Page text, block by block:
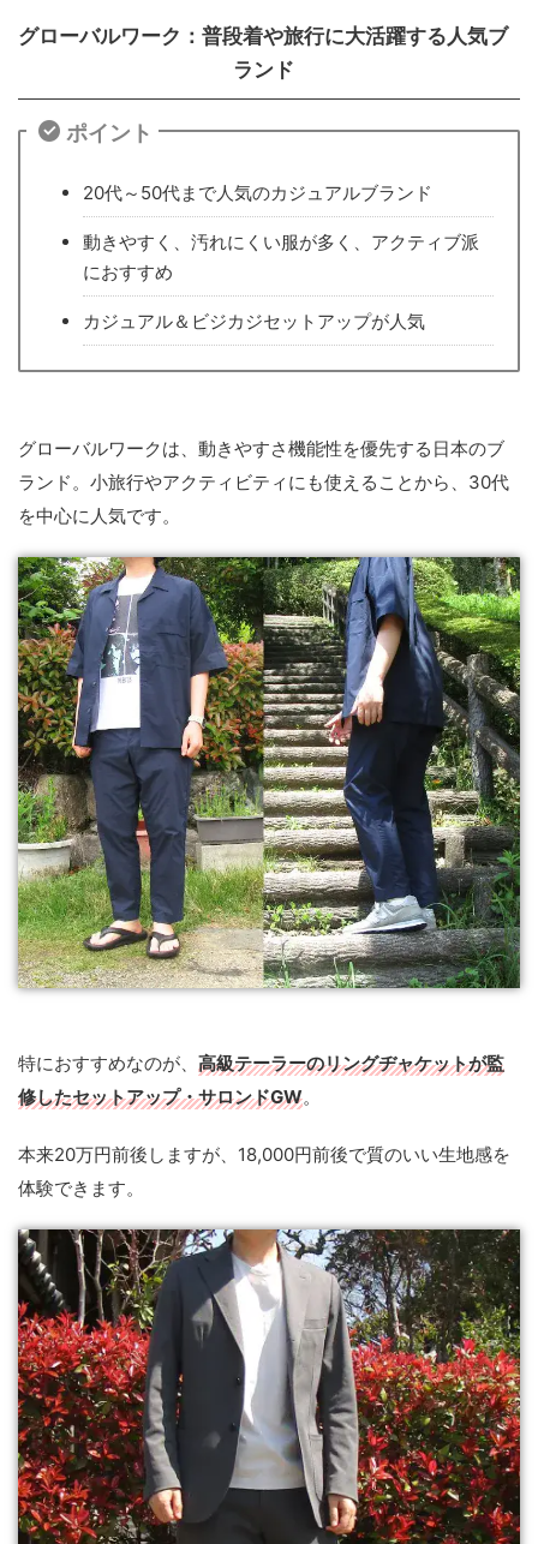
グローバルワーク：普段着や旅行に大活躍する人気ブ
ランド
ポイント
20代～50代まで人気のカジュアルブランド
動きやすく、汚れにくい服が多く、アクティブ派
におすすめ
カジュアル＆ビジカジセットアップが人気
グローバルワークは、動きやすさ機能性を優先する日本のブ
ランド。小旅行やアクティビティにも使えることから、30代
を中心に人気です。
特におすすめなのが、 高級テーラーのリングヂャケットが監
修したセットアップ・サロンドGW。
本来20万円前後しますが、18,000円前後で質のいい生地感を
体験できます。